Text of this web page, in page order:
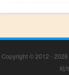
Copyright © 2012 - 2026
站